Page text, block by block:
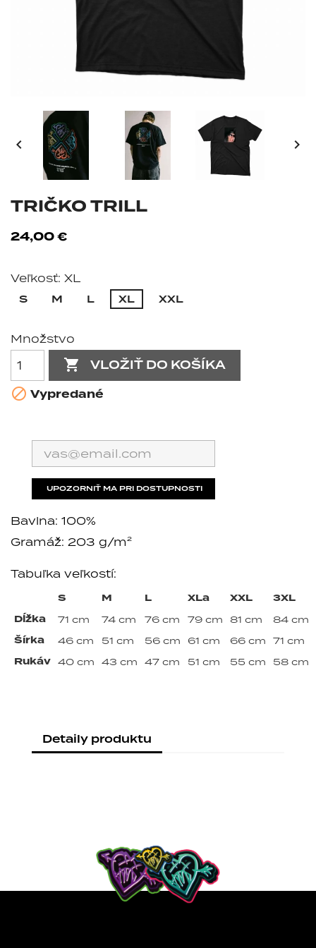
 
TRIČKO TRILL
24,00 €
Veľkosť: XL
S
M L XL XXL
Množstvo
 VLOŽIŤ DO KOŠÍKA
 Vypredané
UPOZORNIŤ MA PRI DOSTUPNOSTI
Bavlna: 100%
Gramáž: 203 g/m²
Tabuľka veľkostí:
S M L XLa XXL
3XL
Dĺžka
71 cm 74 cm 76 cm 79 cm 81 cm 84 cm
Šírka 46 cm 51 cm 56 cm 61 cm 66 cm 71 cm
Rukáv 40 cm 43 cm 47 cm 51 cm 55 cm 58 cm
Detaily produktu